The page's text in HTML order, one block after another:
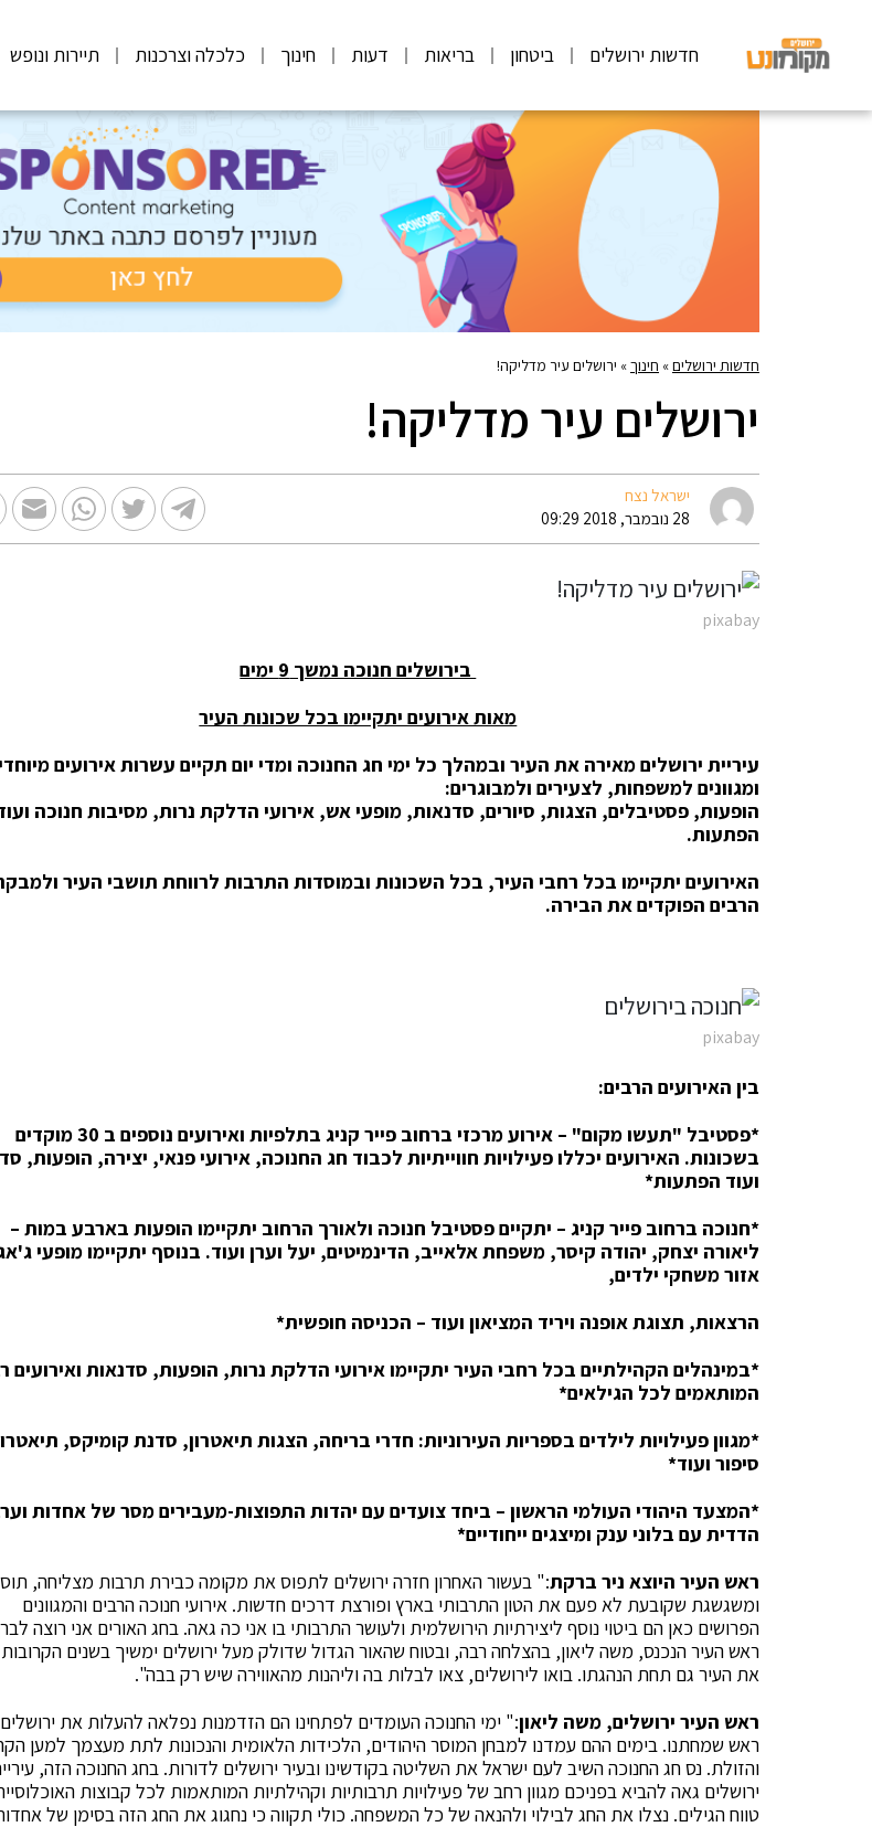
חדשות ירושלים ביטחון בריאות דעות חינוך כלכלה וצרכנות תיירות ונופש
חדשות ירושלים» חינוך» ירושלים עיר מדליקה!
ירושלים עיר מדליקה!
ישראל נצח
28 נובמבר, 2018 09:29
pixabay
בירושלים חנוכה נמשך 9 ימים
מאות אירועים יתקיימו בכל שכונות העיר
עיריית ירושלים מאירה את העיר ובמהלך כל ימי חג החנוכה ומדי יום תקיים עשרות אירועים
ומגוונים למשפחות, לצעירים ולמבוגרים:
הופעות, פסטיבלים, הצגות, סיורים, סדנאות, מופעי אש, אירועי הדלקת נרות, מסיבות חנוכה
הפתעות.
האירועים יתקיימו בכל רחבי העיר, בכל השכונות ובמוסדות התרבות לרווחת תושבי העיר
הרבים הפוקדים את הבירה.
pixabay
בין האירועים הרבים:
*
פסטיבל "תעשו מקום" – אירוע מרכזי ברחוב פייר קניג בתלפיות ואירועים נוספים ב 30 מוקדים
בשכונות. האירועים יכללו פעילויות חווייתיות לכבוד חג החנוכה, אירועי פנאי, יצירה, הופעות,
ועוד הפתעות*
*חנוכה ברחוב פייר קניג – יתקיים פסטיבל חנוכה ולאורך הרחוב יתקיימו הופעות בארבע במות –
ליאורה יצחק, יהודה קיסר, משפחת אלאייב, הדינמיטים, יעל וערן ועוד. בנוסף יתקיימו מופעי
אזור משחקי ילדים,
הרצאות, תצוגת אופנה ויריד המציאון ועוד – הכניסה חופשית*
*במינהלים הקהילתיים בכל רחבי העיר יתקיימו אירועי הדלקת נרות, הופעות, סדנאות ואירועים
המותאמים לכל הגילאים*
*מגוון פעילויות לילדים בספריות העירוניות: חדרי בריחה, הצגות תיאטרון, סדנת קומיקס,
סיפור ועוד*
*המצעד היהודי העולמי הראשון – ביחד צועדים עם יהדות התפוצות-מעבירים מסר של אחדות
הדדית עם בלוני ענק ומיצגים ייחודיים*
ראש העיר היוצא ניר ברקת:" בעשור האחרון חזרה ירושלים לתפוס את מקומה כבירת תרבות מצליחה,
ומשגשגת שקובעת לא פעם את הטון התרבותי בארץ ופורצת דרכים חדשות. אירועי חנוכה הרבים והמגוונים
הפרושים כאן הם ביטוי נוסף ליצירתיות הירושלמית ולעושר התרבותי בו אני כה גאה. בחג האורים אני רוצה
ראש העיר הנכנס, משה ליאון, בהצלחה רבה, ובטוח שהאור הגדול שדולק מעל ירושלים ימשיך בשנים הקרובות
את העיר גם תחת הנהגתו. בואו לירושלים, צאו לבלות בה וליהנות מהאווירה שיש רק בבה".
ראש העיר ירושלים, משה ליאון:" ימי החנוכה העומדים לפתחינו הם הזדמנות נפלאה להעלות את
ראש שמחתנו. בימים ההם עמדנו למבחן המוסר היהודים, הלכידות הלאומית והנכונות לתת מעצמך למען
והזולת. נס חג החנוכה השיב לעם ישראל את השליטה בקודשינו ובעיר ירושלים לדורות. בחג החנוכה הזה,
ירושלים גאה להביא בפניכם מגוון רחב של פעילויות תרבותיות וקהילתיות המותאמות לכל קבוצות
טווח הגילים. נצלו את החג לבילוי ולהנאה של כל המשפחה. כולי תקווה כי נחגוג את החג הזה בסימן של